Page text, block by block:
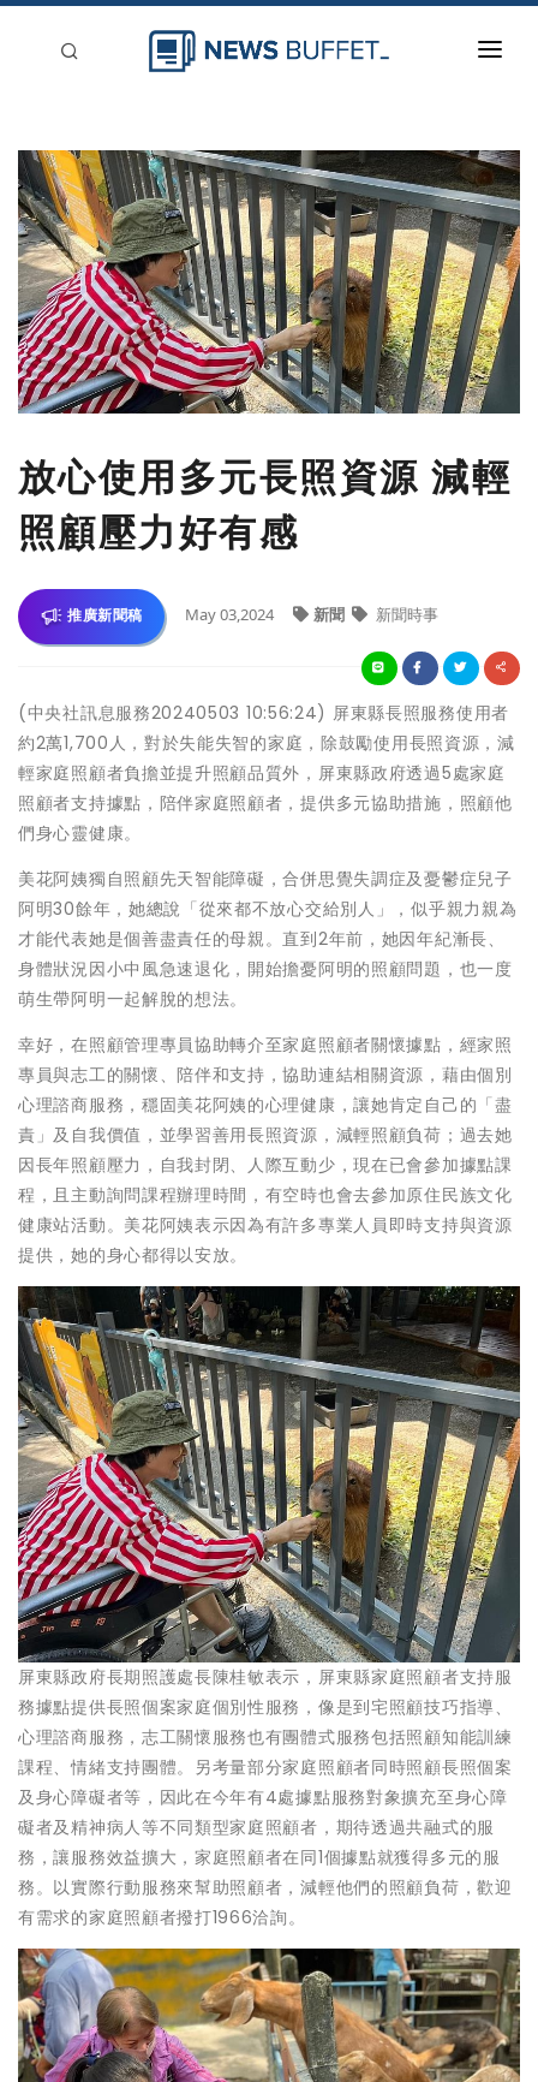
新聞稿分類
登入
刊登
放心使用多元長照資源 減輕
照顧壓力好有感
推廣新聞稿 May 03,2024 新聞 新聞時事
(中央社訊息服務20240503 10:56:24) 屏東縣長照服務使用者
約2萬1,700人，對於失能失智的家庭，除鼓勵使用長照資源，減
輕家庭照顧者負擔並提升照顧品質外，屏東縣政府透過5處家庭
照顧者支持據點，陪伴家庭照顧者，提供多元協助措施，照顧他
們身心靈健康。
美花阿姨獨自照顧先天智能障礙，合併思覺失調症及憂鬱症兒子
阿明30餘年，她總說「從來都不放心交給別人」，似乎親力親為
才能代表她是個善盡責任的母親。直到2年前，她因年紀漸長、
身體狀況因小中風急速退化，開始擔憂阿明的照顧問題，也一度
萌生帶阿明一起解脫的想法。
幸好，在照顧管理專員協助轉介至家庭照顧者關懷據點，經家照
專員與志工的關懷、陪伴和支持，協助連結相關資源，藉由個別
心理諮商服務，穩固美花阿姨的心理健康，讓她肯定自己的「盡
責」及自我價值，並學習善用長照資源，減輕照顧負荷；過去她
因長年照顧壓力，自我封閉、人際互動少，現在已會參加據點課
程，且主動詢問課程辦理時間，有空時也會去參加原住民族文化
健康站活動。美花阿姨表示因為有許多專業人員即時支持與資源
提供，她的身心都得以安放。
屏東縣政府長期照護處長陳桂敏表示，屏東縣家庭照顧者支持服
務據點提供長照個案家庭個別性服務，像是到宅照顧技巧指導、
心理諮商服務，志工關懷服務也有團體式服務包括照顧知能訓練
課程、情緒支持團體。另考量部分家庭照顧者同時照顧長照個案
及身心障礙者等，因此在今年有4處據點服務對象擴充至身心障
礙者及精神病人等不同類型家庭照顧者，期待透過共融式的服
務，讓服務效益擴大，家庭照顧者在同1個據點就獲得多元的服
務。以實際行動服務來幫助照顧者，減輕他們的照顧負荷，歡迎
有需求的家庭照顧者撥打1966洽詢。